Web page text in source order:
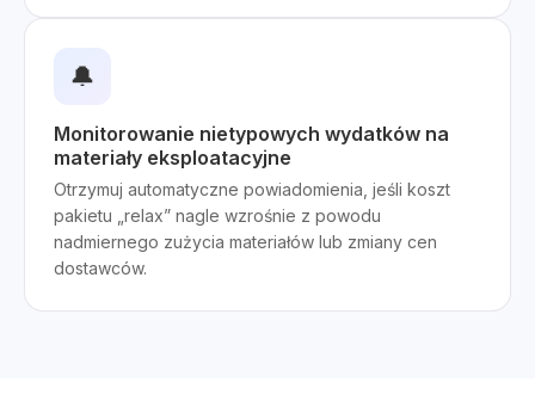
🔔
Monitorowanie nietypowych wydatków na
materiały eksploatacyjne
Otrzymuj automatyczne powiadomienia, jeśli koszt
pakietu „relax” nagle wzrośnie z powodu
nadmiernego zużycia materiałów lub zmiany cen
dostawców.